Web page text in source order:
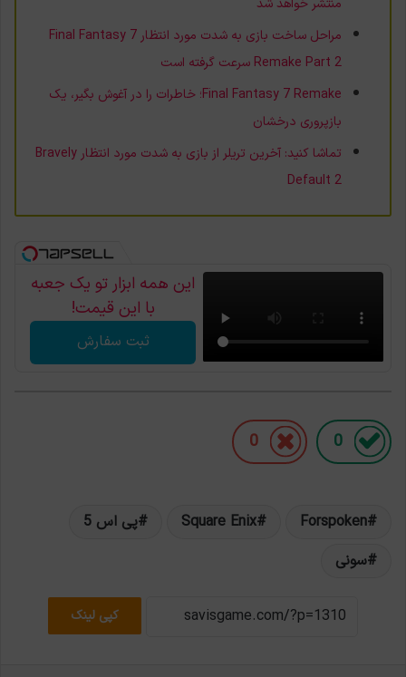
مراحل ساخت بازی به شدت مورد انتظار Final Fantasy 7
Remake Part 2 سرعت گرفته است
Final Fantasy 7 Remake؛ خاطرات را در آغوش بگیر، یک
بازپروری درخشان
تماشا کنید: آخرین تریلر از بازی به شدت مورد انتظار Bravely
Default 2
این همه ابزار تو یک جعبه
با این قیمت!
ثبت سفارش
0
0
Forspoken
Square Enix
پی اس 5
سونی
کپی لینک